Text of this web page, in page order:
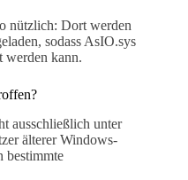
nützlich: Dort werden
sodass AsIO.sys
werden kann.
ausschließlich unter
älterer Windows-
bestimmte